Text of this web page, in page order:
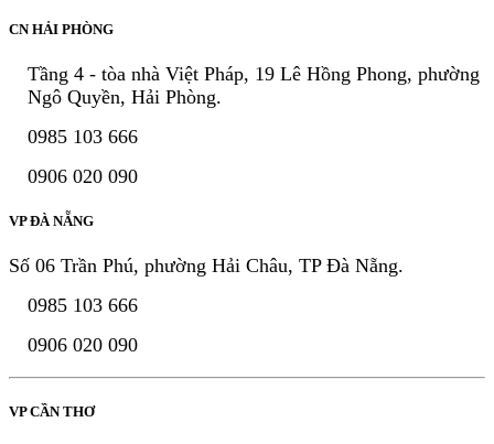
CN HẢI PHÒNG
Tầng 4 - tòa nhà Việt Pháp, 19 Lê Hồng Phong, phường
Ngô Quyền, Hải Phòng.
0985 103 666
0906 020 090
VP ĐÀ NẴNG
Số 06 Trần Phú, phường Hải Châu, TP Đà Nẵng.
0985 103 666
0906 020 090
VP CẦN THƠ